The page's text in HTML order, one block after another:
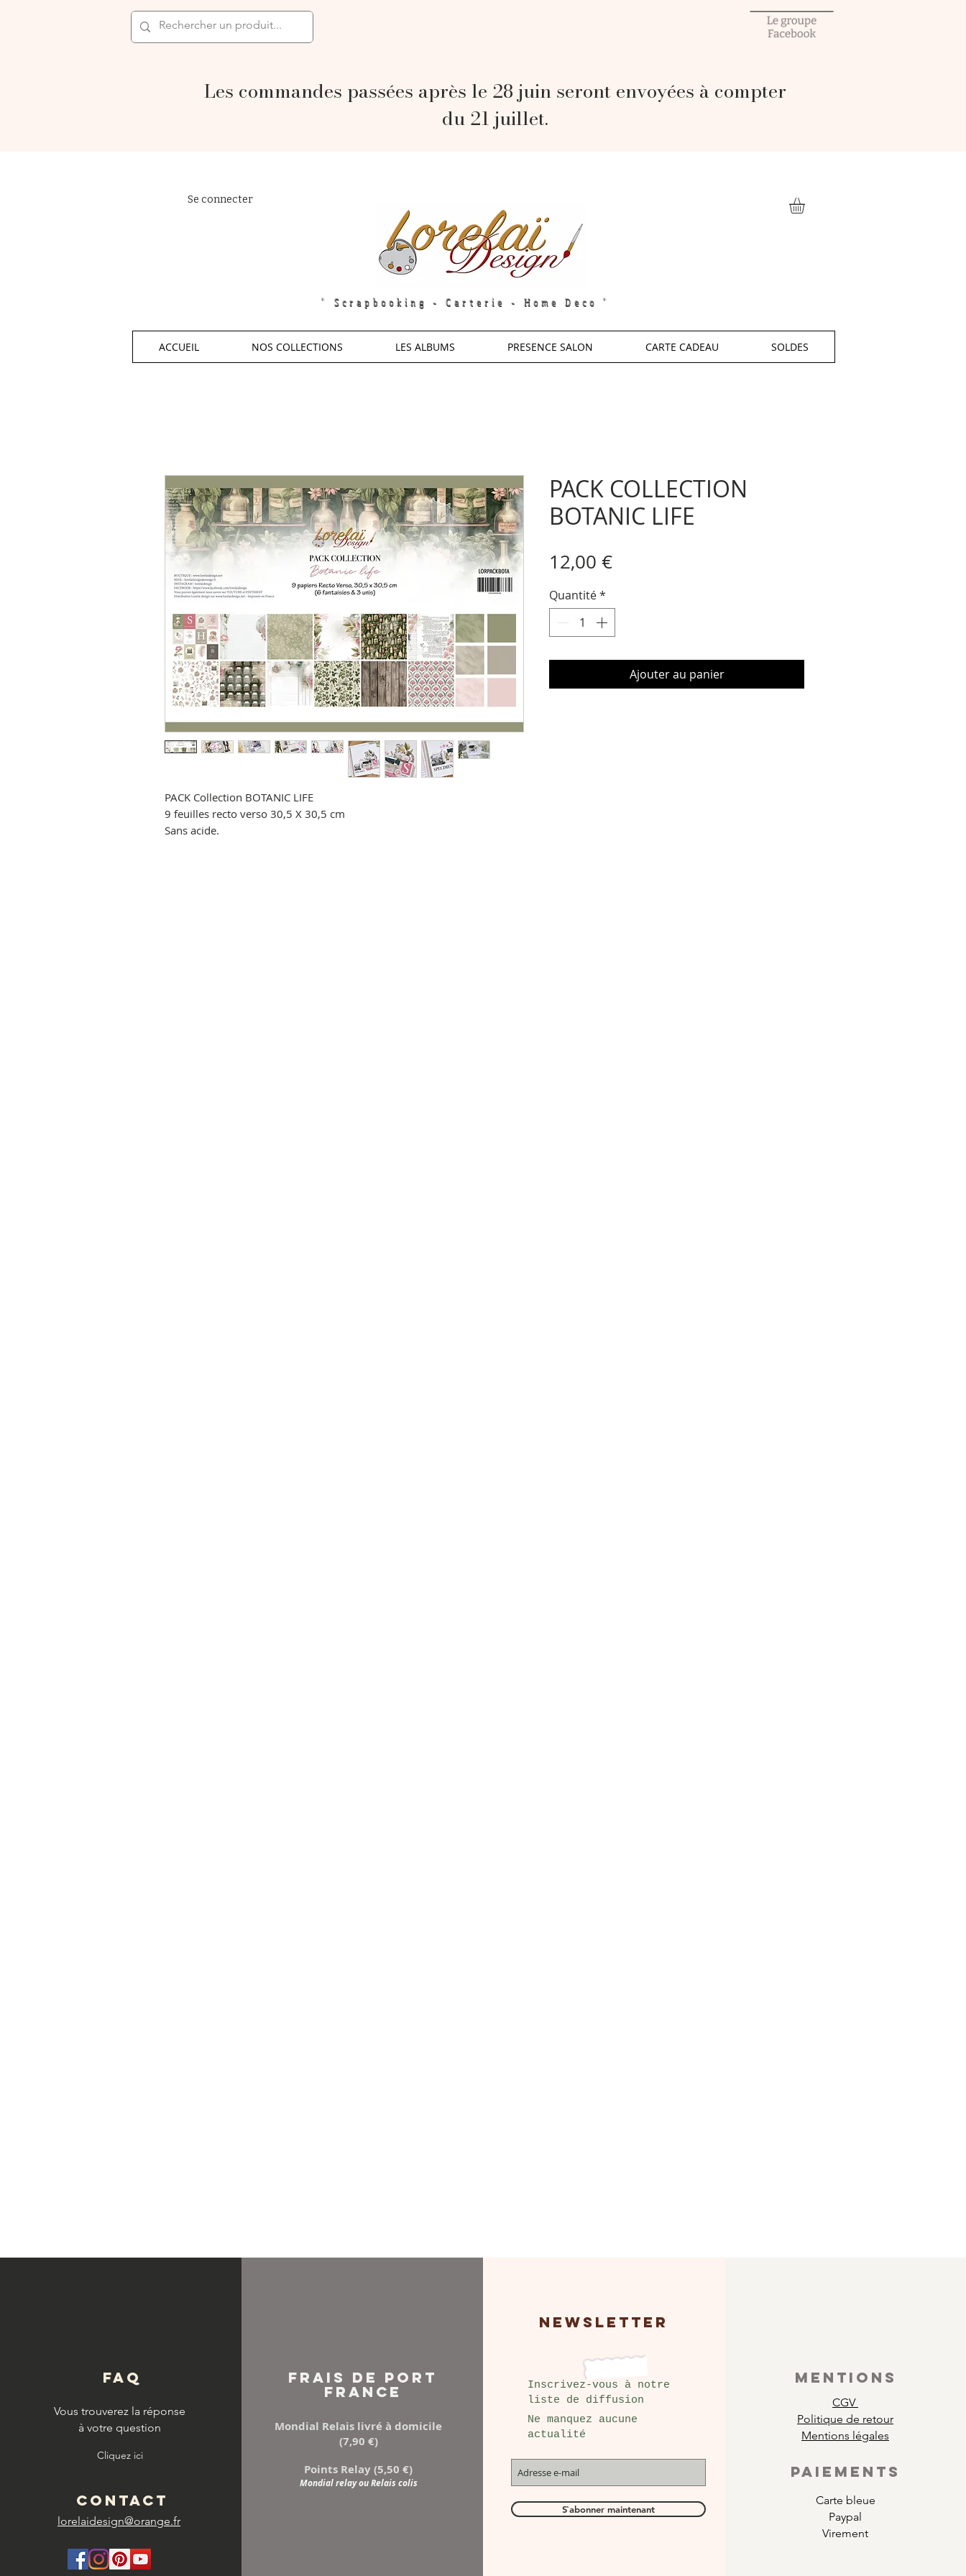
Les commandes passées après le 28 juin seront envoyées à compter
du 21 juillet.
Se connecter
" Scrapbooking - Carterie - Home Deco "
PACK Collection BOTANIC LIFE
9 feuilles recto verso 30,5 X 30,5 cm
Sans acide.
PACK COLLECTION
BOTANIC LIFE
12,00 €Prix
Quantité*
Ajouter au panier
ACCUEIL NOS COLLECTIONS LES ALBUMS PRESENCE SALON CARTE CADEAU SOLDES
FAQ
Vous trouverez la réponse
à votre question
Cliquez ici
CONTACT
lorelaidesign@orange.fr
FRAIS DE PORT
FRANCE
Mondial Relais livré à domicile
(7,90 €)
Points Relay (5,50 €)
Mondial relay ou Relais colis
NEWSLETTER
Inscrivez-vous à notre
liste de diffusion
Ne manquez aucune
actualité
S`abonner maintenant
MENTIONS
CGV
Politique de retour
Mentions légales
PAIEMENTS
Carte bleue
Paypal
Virement